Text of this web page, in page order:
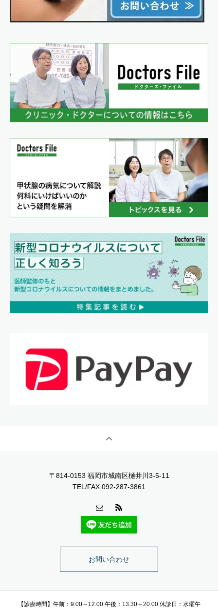
〒814-0153 福岡市城南区樋井川3-5-11
TEL/FAX.092-287-3861
お問い合わせ
【診療時間】午前：9:00～12:00 午後：13:30～20:00 休診日：水曜午